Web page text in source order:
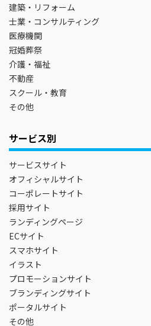
建築・リフォーム
士業・コンサルティング
医療機関
冠婚葬祭
介護・福祉
不動産
スクール・教育
その他
サービス別
サービスサイト
オフィシャルサイト
コーポレートサイト
採用サイト
ランディングページ
ECサイト
スマホサイト
イラスト
プロモーションサイト
ブランディングサイト
ポータルサイト
その他